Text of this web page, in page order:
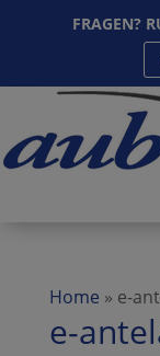
FRAGEN?
Home » e-
e-